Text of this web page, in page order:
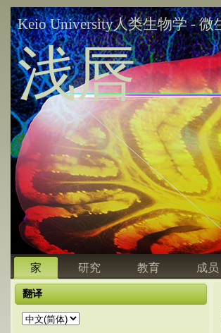
Keio University人类生物学 - 微
浅唇
家 研究 教育 成员
翻译